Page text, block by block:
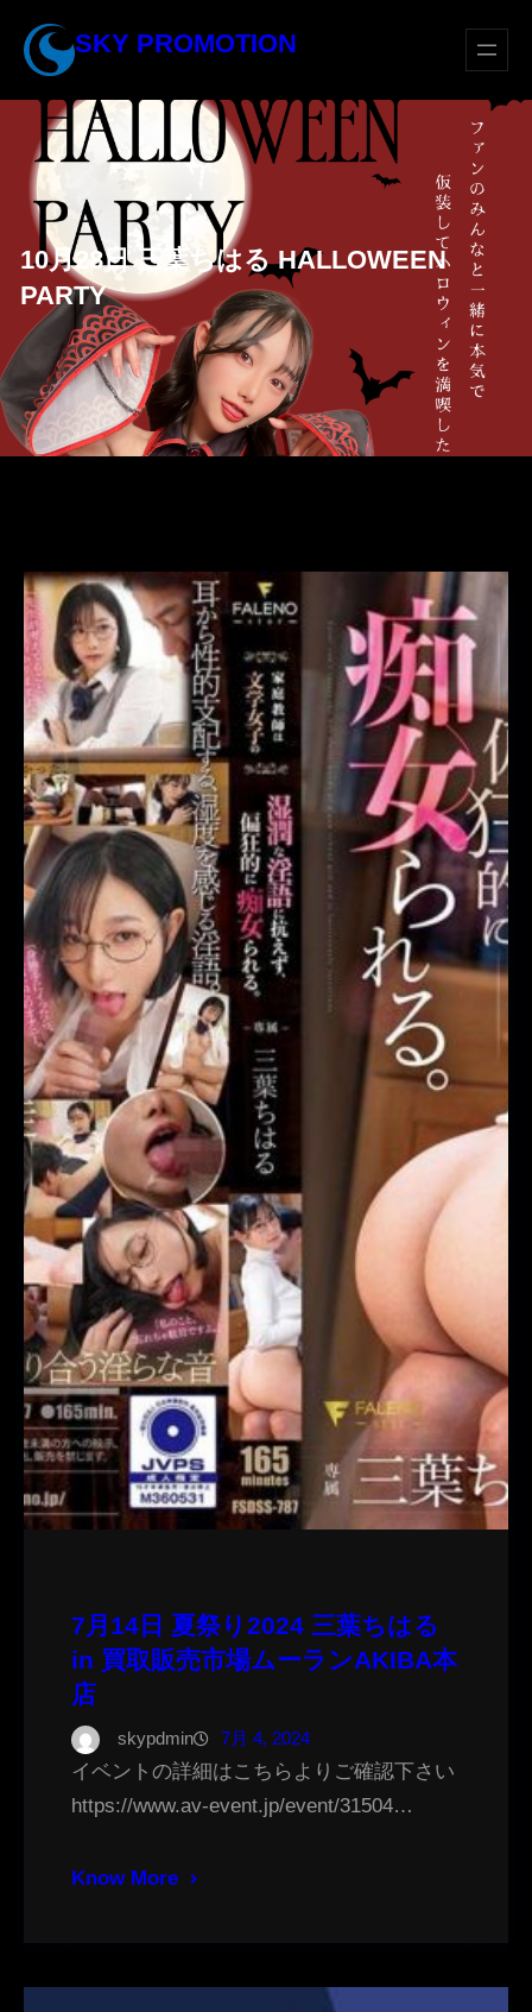
SKY PROMOTION
10月28日 三葉ちはる HALLOWEEN
PARTY
7月14日 夏祭り2024 三葉ちはる
in 買取販売市場ムーランAKIBA本
店
skypdmin 7月 4, 2024
イベントの詳細はこちらよりご確認下さい
https://www.av-event.jp/event/31504…
Know More